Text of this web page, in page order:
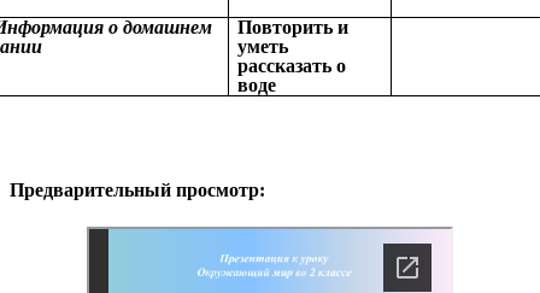
о домашнем
Повторить и
уметь
рассказать о
воде
Предварительный просмотр: